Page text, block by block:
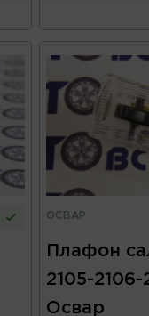
ОСВАР
Плафон
2105-2106-
Освар